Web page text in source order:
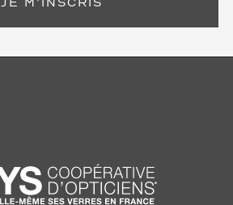
JE M'INSCRIS